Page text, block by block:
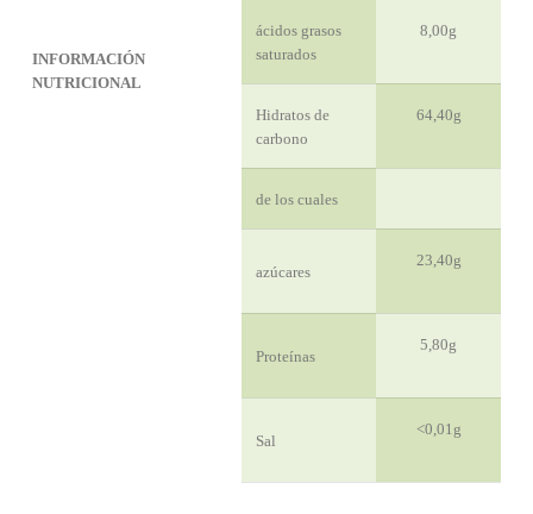
INFORMACIÓN
NUTRICIONAL
ácidos grasos
saturados
8,00g
Hidratos de
carbono
64,40g
de los cuales
azúcares
23,40g
Proteínas
5,80g
Sal
<0,01g